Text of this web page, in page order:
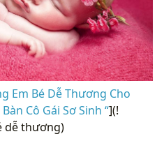
Em Bé Dễ Thương Cho
Cô Gái Sơ Sinh “](!
dễ thương)